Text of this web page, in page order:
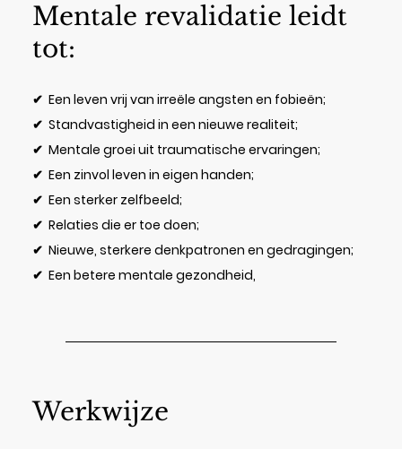
Mentale revalidatie leidt
tot:
Werkwijze
✔ Een leven vrij van irreële angsten en fobieën;
✔ Standvastigheid in een nieuwe realiteit;
✔ Mentale groei uit traumatische ervaringen;
✔ Een zinvol leven in eigen handen;
✔ Een sterker zelfbeeld;
✔ Relaties die er toe doen;
✔ Nieuwe, sterkere denkpatronen en gedragingen;
✔ Een betere mentale gezondheid,